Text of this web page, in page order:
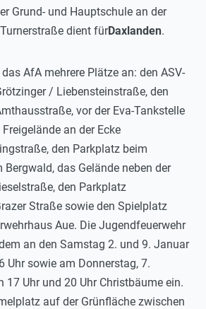
Grund- und Hauptschule an der
dient fürDaxlanden.
AfA mehrere Plätze an: den ASV-
/ Liebensteinstraße, den
vor der Eva-Tankstelle
an der Ecke
den Parkplatz beim
das Gelände neben der
den Parkplatz
Straße sowie den Spielplatz
Aue. Die Jugendfeuerwehr
an den Samstag 2. und 9. Januar
Uhr sowie am Donnerstag, 7.
17 Uhr und 20 Uhr Christbäume ein.
auf der Grünfläche zwischen